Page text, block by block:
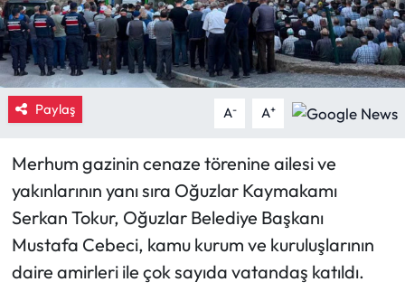
Paylaş A- A+
Merhum gazinin cenaze törenine ailesi ve
yakınlarının yanı sıra Oğuzlar Kaymakamı
Serkan Tokur, Oğuzlar Belediye Başkanı
Mustafa Cebeci, kamu kurum ve kuruluşlarının
daire amirleri ile çok sayıda vatandaş katıldı.
Güncel
İskilip Haberleri
Kargı Haberleri
Kimdir?
Kültür Sanat
Laçin Haberleri